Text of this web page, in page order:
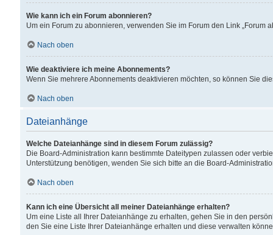
Wie kann ich ein Forum abonnieren?
Um ein Forum zu abonnieren, verwenden Sie im Forum den Link „Forum
Nach oben
Wie deaktiviere ich meine Abonnements?
Wenn Sie mehrere Abonnements deaktivieren möchten, so können Sie
Nach oben
Dateianhänge
Welche Dateianhänge sind in diesem Forum zulässig?
Die Board-Administration kann bestimmte Dateitypen zulassen oder
Unterstützung benötigen, wenden Sie sich bitte an die Board-
Nach oben
Kann ich eine Übersicht all meiner Dateianhänge erhalten?
Um eine Liste all Ihrer Dateianhänge zu erhalten, gehen Sie in den
den Sie eine Liste Ihrer Dateianhänge erhalten und diese verwalten